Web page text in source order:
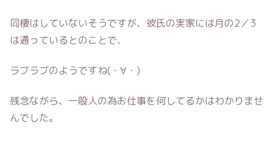
同棲はしていないそうですが、彼氏の実家には月の2／3
は通っているとのことで、
ラブラブのようですね(・∀・)
残念ながら、一般人の為お仕事を何してるかはわかりませ
んでした。